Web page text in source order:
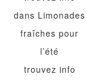
dans Limonades
fraîches pour
l’été
trouvez info